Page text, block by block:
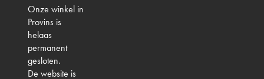
Onze winkel in
Provins is
helaas
permanent
gesloten.
De website is